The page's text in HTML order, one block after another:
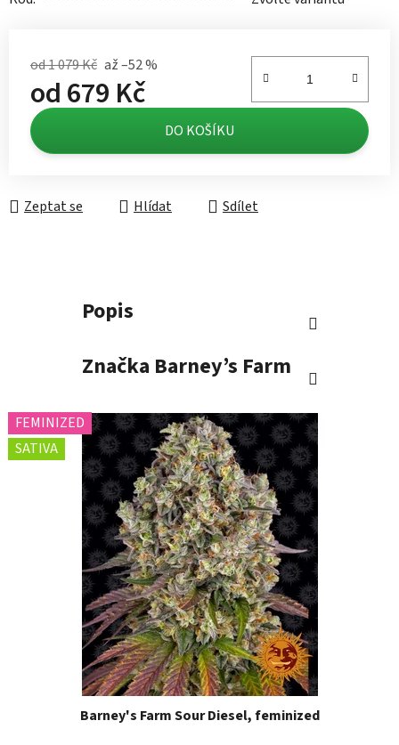
od 1 079 Kč až –52 %
od679 Kč
Měrná cena: DO KOŠÍKU
Zeptat se Hlídat Sdílet
Popis
Značka Barney’s Farm
FEMINIZED
SATIVA
Barney's Farm Sour Diesel, feminized